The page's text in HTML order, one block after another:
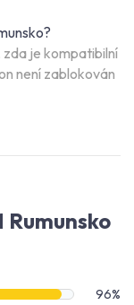
je kompatibilní
není zablokován
Rumunsko
96%